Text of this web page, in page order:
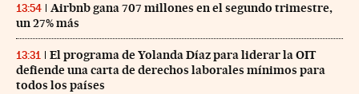
13:54
Airbnb gana 707 millones en el segundo trimestre,
un 27% más
13:31
El programa de Yolanda Díaz para liderar la OIT
defiende una carta de derechos laborales mínimos para
todos los países